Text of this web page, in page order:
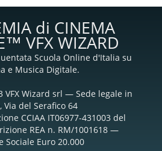
di CINEMA
VFX WIZARD
Scuola Online d'Italia su
e Musica Digitale.
VFX Wizard srl — Sede legale in
Via del Serafico 64
CCIAA IT06977-431003 del
REA n. RM/1001618 —
Sociale Euro 20.000